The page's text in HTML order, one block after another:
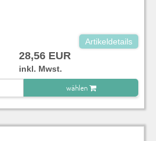
Artikeldetails
28,56 EUR
inkl. Mwst.
wählen
hinzugefügt.